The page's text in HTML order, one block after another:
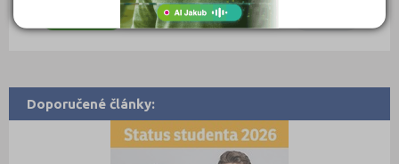
Doporučené články: